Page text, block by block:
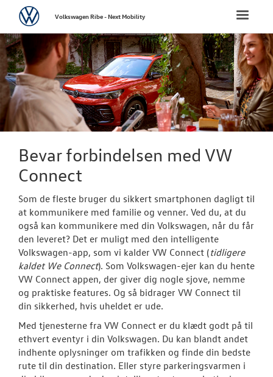
FORSIDE
NYE
NYE VAREBILER
BRUGTE BILER
Bestil tid på
Hjulskifte
Koncepter og
VW Connect
Toggle
VolkswagenVolkswagen Ribe - Next Mobility
Bevar forbindelsen med VW
Connect
Som de fleste bruger du sikkert smartphonen dagligt til
at kommunikere med familie og venner. Ved du, at du
også kan kommunikere med din Volkswagen, når du får
den leveret? Det er muligt med den intelligente
Volkswagen-app, som vi kalder VW Connect (tidligere
kaldet We Connect). Som Volkswagen-ejer kan du hente
VW Connect appen, der giver dig nogle sjove, nemme
og praktiske features. Og så bidrager VW Connect til
din sikkerhed, hvis uheldet er ude.
Med tjenesterne fra VW Connect er du klædt godt på til
ethvert eventyr i din Volkswagen. Du kan blandt andet
indhente oplysninger om trafikken og finde din bedste
rute til din destination. Eller styre parkeringsvarmen i